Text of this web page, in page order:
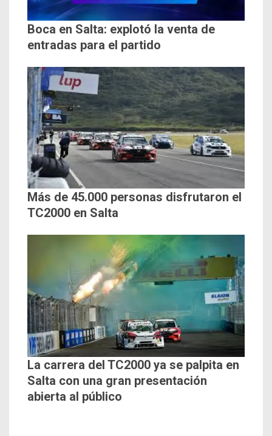
Boca en Salta: explotó la venta de
entradas para el partido
Más de 45.000 personas disfrutaron el
TC2000 en Salta
La carrera del TC2000 ya se palpita en
Salta con una gran presentación
abierta al público